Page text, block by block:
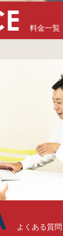
料金一覧
よくある質問